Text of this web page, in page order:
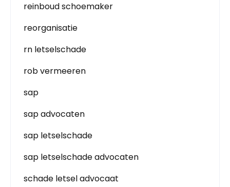
reinboud schoemaker
reorganisatie
rn letselschade
rob vermeeren
sap
sap advocaten
sap letselschade
sap letselschade advocaten
schade letsel advocaat